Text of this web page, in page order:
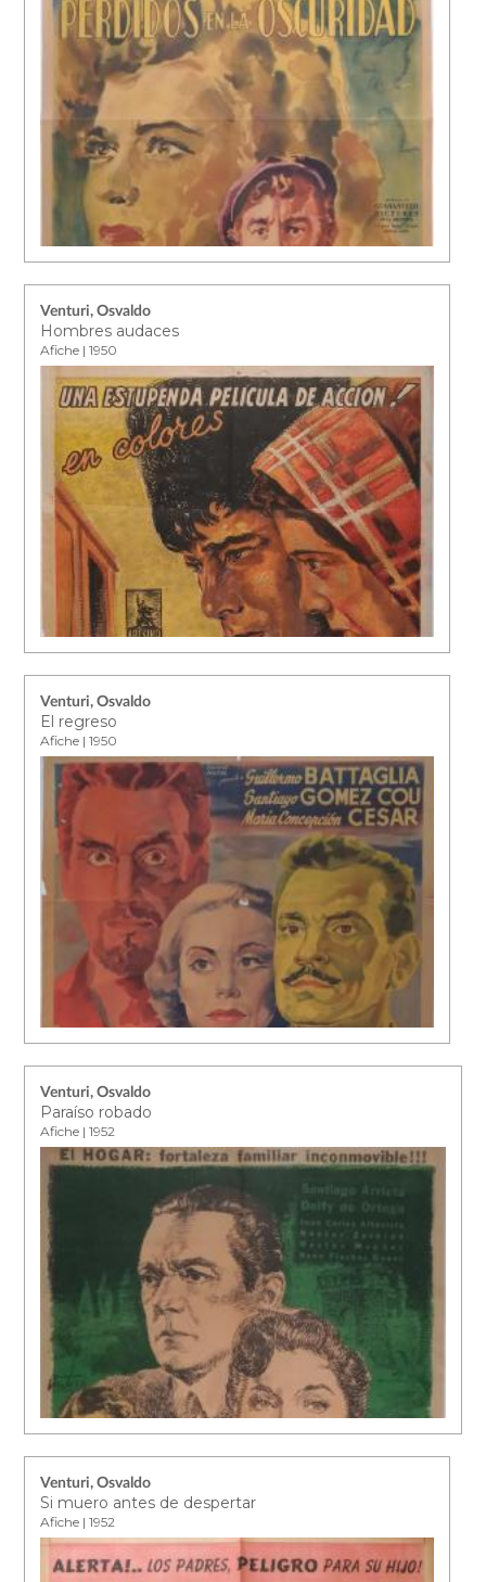
Venturi, Osvaldo
Hombres audaces
Afiche | 1950
Venturi, Osvaldo
El regreso
Afiche | 1950
Venturi, Osvaldo
Paraíso robado
Afiche | 1952
Venturi, Osvaldo
Si muero antes de despertar
Afiche | 1952